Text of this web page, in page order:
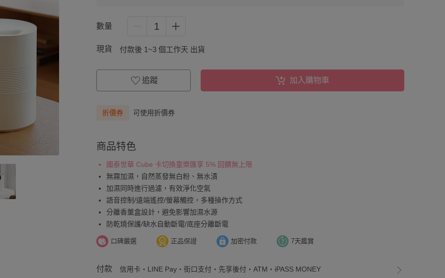
數量 1
現貨 付款後 1~3 個工作天 出貨
追蹤 加入購物車
折價券 可使用折價券
商品特色
國泰世華 Cube 卡切換童樂匯享 5% 回饋無上限
無霧加濕，自然蒸發無白粉、無水漬
加濕同時進行過濾，有效淨化空氣
語音控制/遠端遙控/螢幕觸控，多種操作方式
分離香薰盒設計，避免影響加濕水源
防乾燒保護/缺水自動斷電/底座分離斷電
口碑嚴選 正品保證 加密付款 7天鑑賞
付款 信用卡・LINE Pay・街口支付・先享後付・ATM・iPASS MONEY